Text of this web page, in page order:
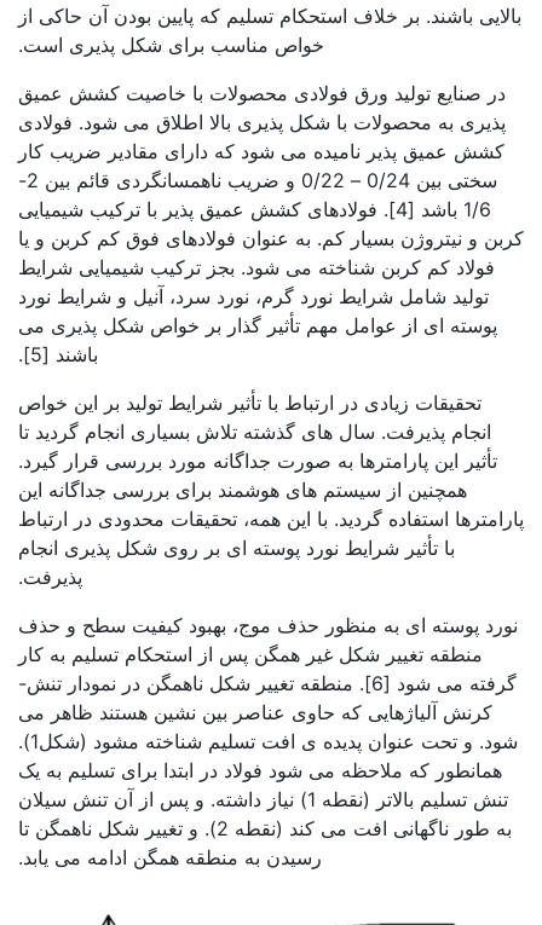
بالایی باشند. بر خلاف استحکام تسلیم که پایین بودن آن حاکی از
خواص مناسب برای شکل پذیری است.
در صنایع تولید ورق فولادی محصولات با خاصیت کشش عمیق
پذیری به محصولات با شکل پذیری بالا اطلاق می شود. فولادی
کشش عمیق پذیر نامیده می شود که دارای مقادیر ضریب کار
سختی بین 0/24 – 0/22 و ضریب ناهمسانگردی قائم بین 2-
1/6 باشد [4]. فولادهای کشش عمیق پذیر با ترکیب شیمیایی
کربن و نیتروژن بسیار کم. به عنوان فولادهای فوق کم کربن و یا
فولاد کم کربن شناخته می شود. بجز ترکیب شیمیایی شرایط
تولید شامل شرایط نورد گرم، نورد سرد، آنیل و شرایط نورد
پوسته ای از عوامل مهم تأثیر گذار بر خواص شکل پذیری می
باشند [5].
تحقیقات زیادی در ارتباط با تأثیر شرایط تولید بر این خواص
انجام پذیرفت. سال های گذشته تلاش بسیاری انجام گردید تا
تأثیر این پارامترها به صورت جداگانه مورد بررسی قرار گیرد.
همچنین از سیستم های هوشمند برای بررسی جداگانه این
پارامترها استفاده گردید. با این همه، تحقیقات محدودی در ارتباط
با تأثیر شرایط نورد پوسته ای بر روی شکل پذیری انجام
پذیرفت.
نورد پوسته ای به منظور حذف موج، بهبود کیفیت سطح و حذف
منطقه تغییر شکل غیر همگن پس از استحکام تسلیم به کار
گرفته می شود [6]. منطقه تغییر شکل ناهمگن در نمودار تنش-
کرنش آلیاژهایی که حاوی عناصر بین نشین هستند ظاهر می
شود. و تحت عنوان پدیده ی افت تسلیم شناخته مشود (شکل1).
همانطور که ملاحظه می شود فولاد در ابتدا برای تسلیم به یک
تنش تسلیم بالاتر (نقطه 1) نیاز داشته. و پس از آن تنش سیلان
به طور ناگهانی افت می کند (نقطه 2). و تغییر شکل ناهمگن تا
رسیدن به منطقه همگن ادامه می یابد.